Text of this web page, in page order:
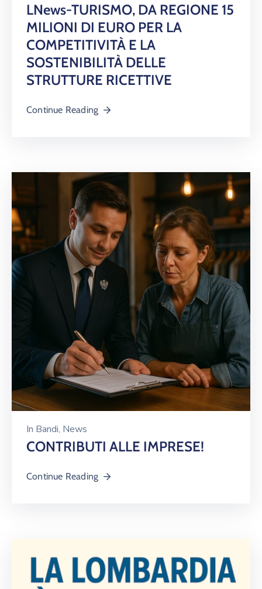
LNews-TURISMO, DA REGIONE 15
MILIONI DI EURO PER LA
COMPETITIVITÀ E LA
SOSTENIBILITÀ DELLE
STRUTTURE RICETTIVE
Continue Reading
In Bandi‚ News
CONTRIBUTI ALLE IMPRESE!
Continue Reading